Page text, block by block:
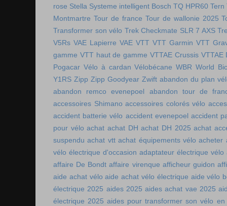
rose Stella Systeme intelligent Bosch TQ HPR60 Tern
Montmartre Tour de france Tour de wallonie 2025
Transformer son vélo Trek Checkmate SLR 7 AXS
V5Rs VAE Lapierre VAE VTT VTT Garmin VTT
gamme VTT haut de gamme VTTAE Crussis VTTAE
Pogacar Vélo à cardan Vélobécane WBR World
Y1RS Zipp Zipp Goodyear Zwift abandon du plan
abandon remco evenepoel
abandon tour de
accessoires Shimano accessoires colorés vélo
accident batterie vélo accident evenepoel accident
pour vélo achat achat DH achat DH 2025 achat
suspendu achat vtt achat équipements vélo acheter
vélo électrique d'occasion adaptateur électrique vélo
affaire De Bondt affaire virenque afficheur guidon
aide achat vélo aide achat vélo électrique aide vélo
électrique 2025 aides 2025 aides achat vae 2025
électrique 2025 aides pour transformer son vélo en